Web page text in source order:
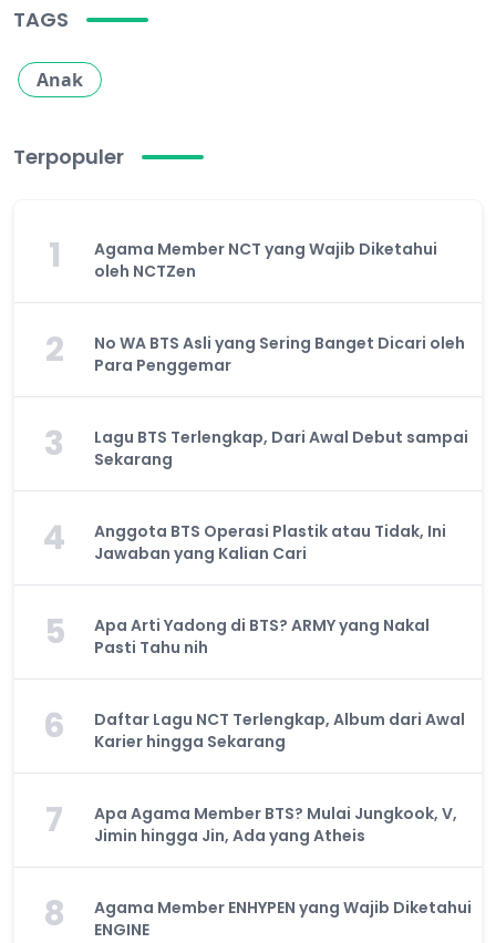
TAGS
Anak
Terpopuler
1
Agama Member NCT yang Wajib Diketahui
oleh NCTZen
2
No WA BTS Asli yang Sering Banget Dicari oleh
Para Penggemar
3
Lagu BTS Terlengkap, Dari Awal Debut sampai
Sekarang
4
Anggota BTS Operasi Plastik atau Tidak, Ini
Jawaban yang Kalian Cari
5
Apa Arti Yadong di BTS? ARMY yang Nakal
Pasti Tahu nih
6
Daftar Lagu NCT Terlengkap, Album dari Awal
Karier hingga Sekarang
7
Apa Agama Member BTS? Mulai Jungkook, V,
Jimin hingga Jin, Ada yang Atheis
8
Agama Member ENHYPEN yang Wajib Diketahui
ENGINE